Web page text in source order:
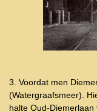
3. Voordat men
(Watergraafsmeer).
halte Oud-